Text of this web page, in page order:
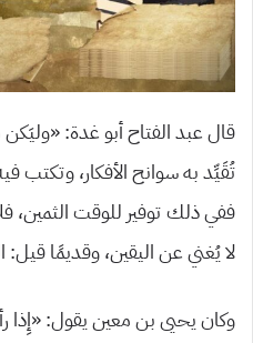
قال عبد الفتاح أبو غدة:
تُقَيِّد به سوانح الأفكار،
ففي ذلك توفير للوقت الثمين،
لا يُغني عن اليقين، وقديمًا
وكان يحيى بن معين يقول: «إِذا